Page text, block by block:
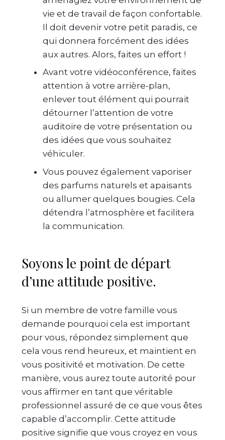
vie et de travail de façon confortable.
Il doit devenir votre petit paradis, ce
qui donnera forcément des idées
aux autres. Alors, faites un effort !
Avant votre vidéoconférence, faites
attention à votre arrière-plan,
enlever tout élément qui pourrait
détourner l’attention de votre
auditoire de votre présentation ou
des idées que vous souhaitez
véhiculer.
Vous pouvez également vaporiser
des parfums naturels et apaisants
ou allumer quelques bougies. Cela
détendra l’atmosphère et facilitera
la communication.
Soyons le point de départ
d’une attitude positive.
Si un membre de votre famille vous
demande pourquoi cela est important
pour vous, répondez simplement que
cela vous rend heureux, et maintient en
vous positivité et motivation. De cette
manière, vous aurez toute autorité pour
vous affirmer en tant que véritable
professionnel assuré de ce que vous êtes
capable d’accomplir. Cette attitude
positive signifie que vous croyez en vous